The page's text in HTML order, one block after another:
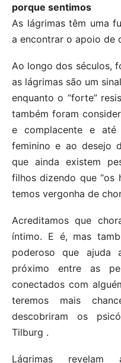
porque sentimos
As lágrimas têm uma
a encontrar o apoio de
Ao longo dos séculos,
as lágrimas são um
enquanto o “forte”
também foram
e complacente e até
feminino e ao desejo
que ainda existem
filhos dizendo que “os
temos vergonha de
Acreditamos que
íntimo. E é, mas
poderoso que ajuda
próximo entre as
conectados com
teremos mais
descobriram os
Tilburg .
Lágrimas revelam